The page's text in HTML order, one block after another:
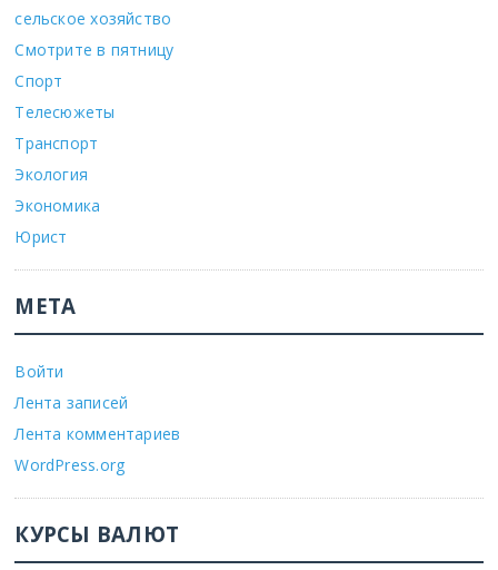
сельское хозяйство
Смотрите в пятницу
Спорт
Телесюжеты
Транспорт
Экология
Экономика
Юрист
МЕТА
Войти
Лента записей
Лента комментариев
WordPress.org
КУРСЫ ВАЛЮТ